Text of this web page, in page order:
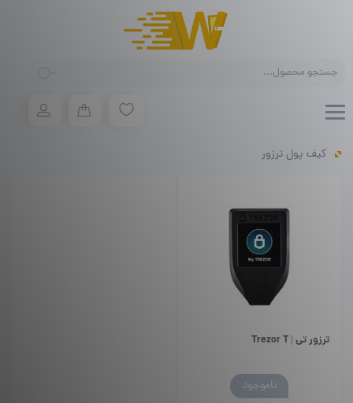
search
کیف پول ترزور
ترزور تی | Trezor T
ناموجود